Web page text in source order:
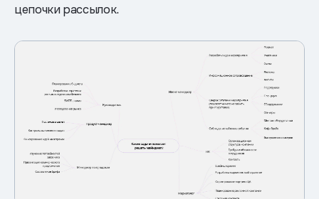
цепочки рассылок.